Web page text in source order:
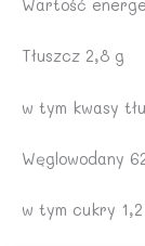
Wartość
Tłuszcz 2,8 g
w tym kwasy
Węglowodany
w tym cukry